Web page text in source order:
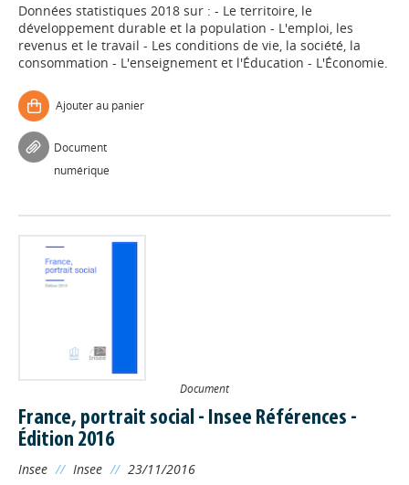
Données statistiques 2018 sur : - Le territoire, le
développement durable et la population - L'emploi, les
revenus et le travail - Les conditions de vie, la société, la
consommation - L'enseignement et l'Éducation - L'Économie.
Ajouter au panier
Document
numérique
Document
France, portrait social - Insee Références -
Édition 2016
Insee // Insee // 23/11/2016